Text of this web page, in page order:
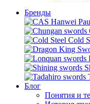
Бренды
Cold
Блог
Понятия и